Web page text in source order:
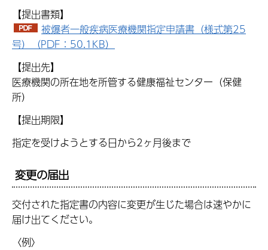
【提出書類】
被爆者一般疾病医療機関指定申請書（様式第25
号）（PDF：50.1KB）
【提出先】
医療機関の所在地を所管する健康福祉センター（保健
所）
【提出期限】
指定を受けようとする日から2ヶ月後まで
変更の届出
交付された指定書の内容に変更が生じた場合は速やかに
届け出てください。
〈例〉